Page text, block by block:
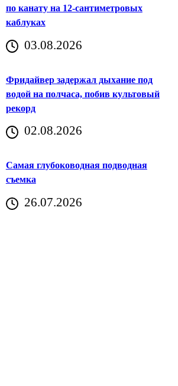
по канату на 12-сантиметровых
каблуках
03.08.2026
Фридайвер задержал дыхание под
водой на полчаса, побив культовый
рекорд
02.08.2026
Самая глубоководная подводная
съемка
26.07.2026